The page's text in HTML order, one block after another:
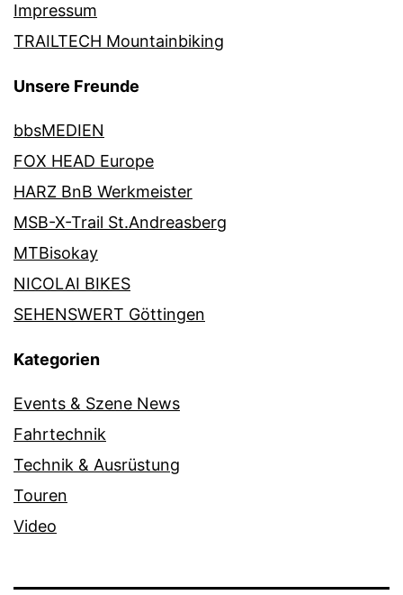
Impressum
TRAILTECH Mountainbiking
Unsere Freunde
bbsMEDIEN
FOX HEAD Europe
HARZ BnB Werkmeister
MSB-X-Trail St.Andreasberg
MTBisokay
NICOLAI BIKES
SEHENSWERT Göttingen
Kategorien
Events & Szene News
Fahrtechnik
Technik & Ausrüstung
Touren
Video